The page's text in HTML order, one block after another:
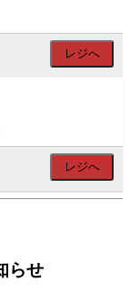
×
レジへ
×
レジへ
らせ